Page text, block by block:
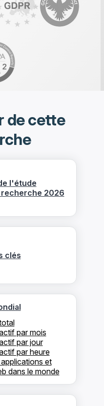
de cette
l'étude
recherche 2026
clés
par mois
par jour
par heure
et
dans le monde